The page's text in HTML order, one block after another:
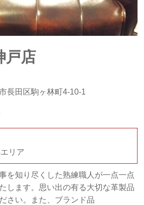
戸店
田区駒ヶ林町4‐10‐1
リア
を知り尽くした熟練職人が一点一点
します。思い出の有る大切な革製品
さい。また、ブランド品